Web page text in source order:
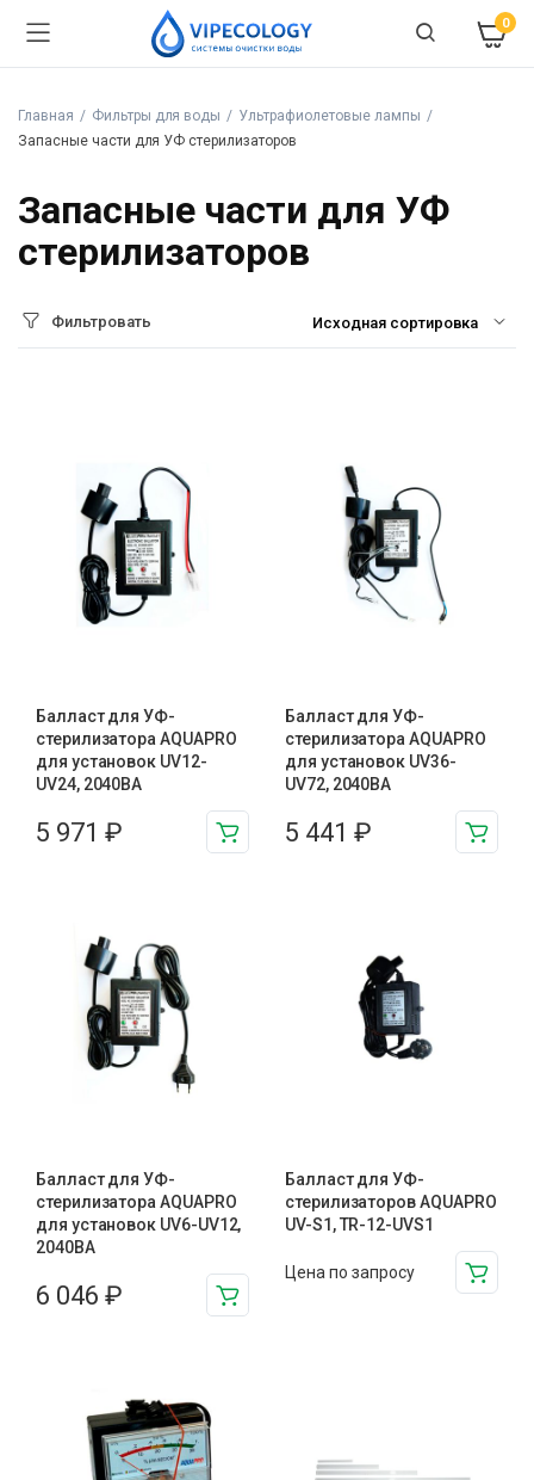
0
Главная Фильтры для воды
Ультрафиолетовые лампы
Запасные части для УФ стерилизаторов
Запасные части для УФ
стерилизаторов
Фильтровать
Балласт для УФ-
стерилизатора AQUAPRO
для установок UV12-
UV24, 2040BA
5 971 ₽
Балласт для УФ-
стерилизатора AQUAPRO
для установок UV36-
UV72, 2040BA
5 441 ₽
Балласт для УФ-
стерилизатора AQUAPRO
для установок UV6-UV12,
2040BA
6 046 ₽
Балласт для УФ-
стерилизаторов AQUAPRO
UV-S1, TR-12-UVS1
Цена по запросу